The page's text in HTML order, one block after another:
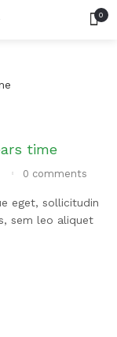
0
time
0 comments
eget, sollicitudin
sem leo aliquet